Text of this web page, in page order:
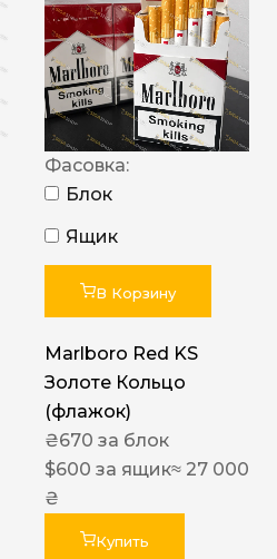
Фасовка:
Блок
Ящик
В Корзину
Marlboro Red KS
Золоте Кольцо
(флажок)
₴670 за блок
$600 за ящик≈ 27 000
₴
Купить